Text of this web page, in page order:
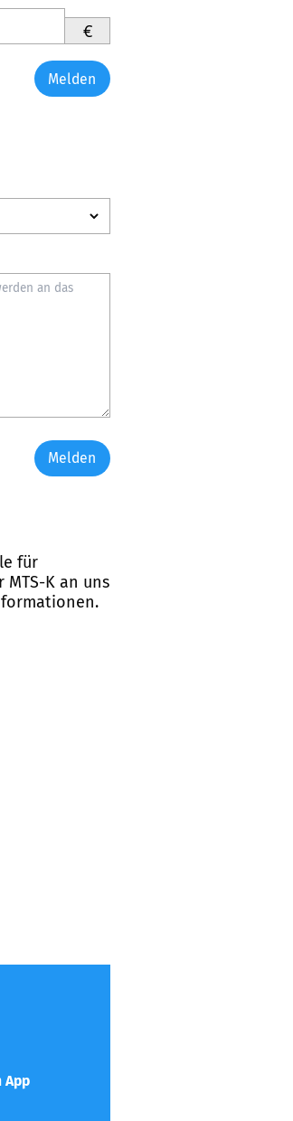
€
Melden
Melden
für
K an uns
App